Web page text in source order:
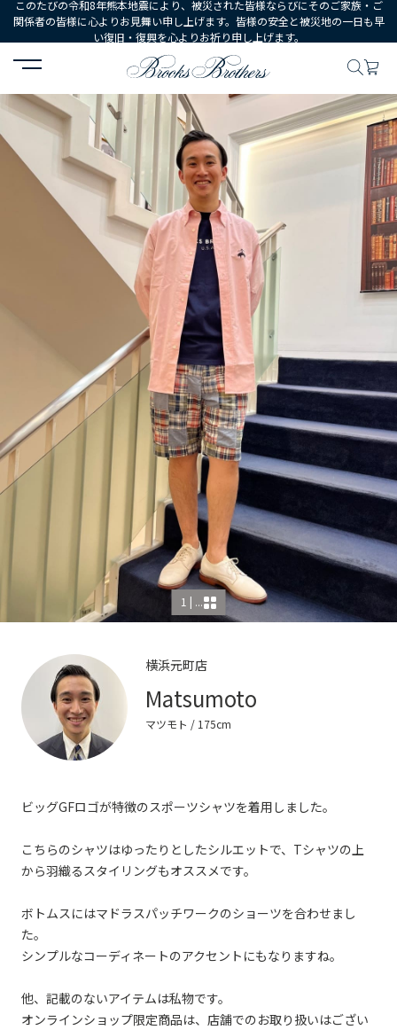
このたびの令和8年熊本地震により、被災された皆様ならびにそのご家族・ご
関係者の皆様に心よりお見舞い申し上げます。皆様の安全と被災地の一日も早
い復旧・復興を心よりお祈り申し上げます。
HOME コーディネート コーディネート詳細
1 | ...
横浜元町店
Matsumoto
マツモト / 175cm
ビッグGFロゴが特徴のスポーツシャツを着用しました。
こちらのシャツはゆったりとしたシルエットで、Tシャツの上
から羽織るスタイリングもオススメです。
ボトムスにはマドラスパッチワークのショーツを合わせまし
た。
シンプルなコーディネートのアクセントにもなりますね。
他、記載のないアイテムは私物です。
オンラインショップ限定商品は、店舗でのお取り扱いはござい